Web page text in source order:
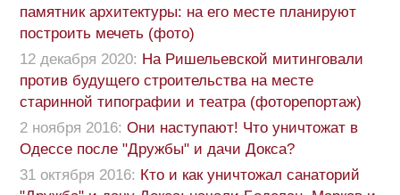
памятник архитектуры: на его месте планируют
построить мечеть (фото)
12 декабря 2020: На Ришельевской митинговали
против будущего строительства на месте
старинной типографии и театра (фоторепортаж)
2 ноября 2016: Они наступают! Что уничтожат в
Одессе после "Дружбы" и дачи Докса?
31 октября 2016: Кто и как уничтожал санаторий